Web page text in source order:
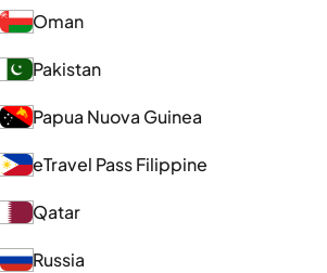
Oman
Pakistan
Papua Nuova Guinea
eTravel Pass Filippine
Qatar
Russia